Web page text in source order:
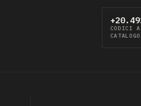
CODICI A
CATALOGO